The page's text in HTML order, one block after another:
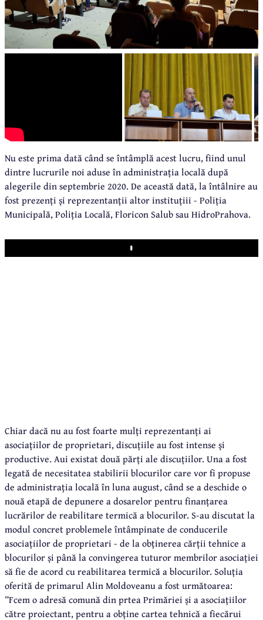
Nu este prima dată când se întâmplă acest lucru, fiind unul
dintre lucrurile noi aduse în administrația locală după
alegerile din septembrie 2020. De această dată, la întâlnire au
fost prezenți și reprezentanții altor instituțiii - Poliția
Municipală, Poliția Locală, Floricon Salub sau HidroPrahova.
Play
Chiar dacă nu au fost foarte mulți reprezentanți ai
asociațiilor de proprietari, discuțiile au fost intense și
productive. Aui existat două părți ale discuțiilor. Una a fost
legată de necesitatea stabilirii blocurilor care vor fi propuse
de administrația locală în luna august, când se a deschide o
nouă etapă de depunere a dosarelor pentru finanțarea
lucrărilor de reabilitare termică a blocurilor. S-au discutat la
modul concret problemele întâmpinate de conducerile
asociațiilor de proprietari - de la obținerea cărții tehnice a
blocurilor și până la convingerea tuturor membrilor asociației
să fie de acord cu reabilitarea termică a blocurilor. Soluția
oferită de primarul Alin Moldoveanu a fost următoarea:
”Fcem o adresă comună din prtea Primăriei și a asociațiilor
către proiectant, pentru a obține cartea tehnică a fiecărui